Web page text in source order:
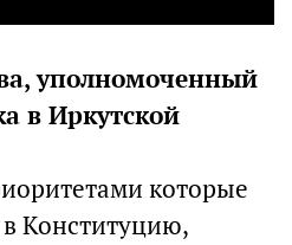
уполномоченный
в Иркутской
которые
Конституцию,